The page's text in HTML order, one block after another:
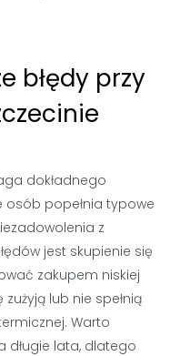
błędy przy
dokładnego
osób popełnia typowe
z
jest skupienie się
zakupem niskiej
lub nie spełnią
Warto
długie lata, dlatego